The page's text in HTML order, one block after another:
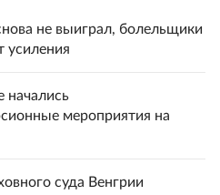
не выиграл, болельщики
усиления
начались
мероприятия на
суда Венгрии